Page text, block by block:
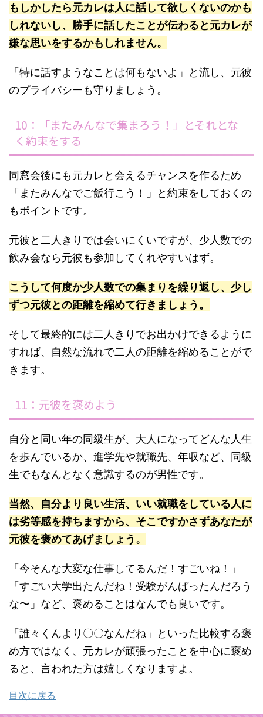
もしかしたら元カレは人に話して欲しくないのかも
しれないし、勝手に話したことが伝わると元カレが
嫌な思いをするかもしれません。
「特に話すようなことは何もないよ」と流し、元彼
のプライバシーも守りましょう。
10：「またみんなで集まろう！」とそれとな
く約束をする
同窓会後にも元カレと会えるチャンスを作るため
「またみんなでご飯行こう！」と約束をしておくの
もポイントです。
元彼と二人きりでは会いにくいですが、少人数での
飲み会なら元彼も参加してくれやすいはず。
こうして何度か少人数での集まりを繰り返し、少し
ずつ元彼との距離を縮めて行きましょう。
そして最終的には二人きりでお出かけできるように
すれば、自然な流れで二人の距離を縮めることがで
きます。
11：元彼を褒めよう
自分と同い年の同級生が、大人になってどんな人生
を歩んでいるか、進学先や就職先、年収など、同級
生でもなんとなく意識するのが男性です。
当然、自分より良い生活、いい就職をしている人に
は劣等感を持ちますから、そこですかさずあなたが
元彼を褒めてあげましょう。
「今そんな大変な仕事してるんだ！すごいね！」
「すごい大学出たんだね！受験がんばったんだろう
な〜」など、褒めることはなんでも良いです。
「誰々くんより〇〇なんだね」といった比較する褒
め方ではなく、元カレが頑張ったことを中心に褒め
ると、言われた方は嬉しくなりますよ。
目次に戻る